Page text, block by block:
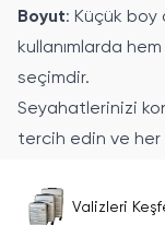
Boyut: Küçük boy
kullanımlarda
seçimdir.
Seyahatlerinizi
tercih edin ve her
Valizleri